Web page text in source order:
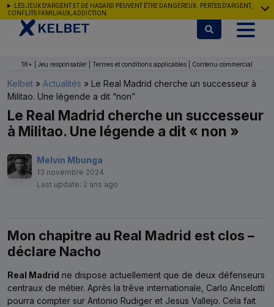
Aller au contenu
LES JEUX D'ARGENT ET DE HASARD PEUVENT ÊTRE DANGEREUX : PERTES D'ARGENT,
CONFLITS FAMILIAUX, ADDICTION.
18+ | Jeu responsable! | Termes et conditions applicables | Contenu commercial
Kelbet » Actualités » Le Real Madrid cherche un successeur à
Militao. Une légende a dit “non”
Le Real Madrid cherche un successeur
à Militao. Une légende a dit « non »
Melvin Mbunga
13 novembre 2024
Last update: 2 ans ago
Mon chapitre au Real Madrid est clos –
déclare Nacho
Real Madrid ne dispose actuellement que de deux défenseurs
centraux de métier. Après la trêve internationale, Carlo Ancelotti
pourra compter sur Antonio Rudiger et Jesus Vallejo. Cela fait